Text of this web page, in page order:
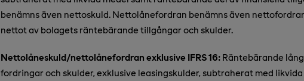
benämns även nettoskuld. Nettolånefordran benämns även
nettot av bolagets räntebärande tillgångar och skulder.
Nettolåneskuld/nettolånefordran exklusive IFRS 16: Räntebärande
fordringar och skulder, exklusive leasingskulder, subtraherat med